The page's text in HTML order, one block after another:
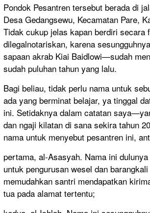
Pondok Pesantren tersebut berada di
Desa Gedangsewu, Kecamatan Pare,
Tidak cukup jelas kapan berdiri secara
dilegalnotariskan, karena
sapaan akrab Kiai Baidlowi—sudah
sudah puluhan tahun yang lalu.
Bagi beliau, tidak perlu nama untuk
ada yang berminat belajar, ya tinggal
ini. Setidaknya dalam catatan
dan ngaji kilatan di sana sekira tahun
nama untuk menyebut pesantren ini,
pertama, al-Asasyah. Nama ini
untuk pengurusan wesel dan
memudahkan santri mendapatkan
tua pada alamat tertentu;